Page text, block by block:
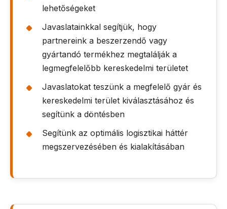
lehetőségeket
Javaslatainkkal segítjük, hogy
partnereink a beszerzendő vagy
gyártandó termékhez megtalálják a
legmegfelelőbb kereskedelmi területet
Javaslatokat teszünk a megfelelő gyár és
kereskedelmi terület kiválasztásához és
segítünk a döntésben
Segítünk az optimális logisztikai háttér
megszervezésében és kialakításában